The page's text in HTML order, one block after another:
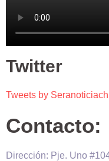
Twitter
Tweets by
Contacto:
Dirección: Pje. Uno